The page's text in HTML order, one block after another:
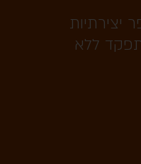
יצירתיות
ללא